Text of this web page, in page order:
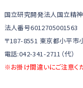
国立研究開発法人国立精
法人番号6012705001563
〒187-8551 東京都小平市
電話:042-341-2711（代）
※お掛け間違いにご注意く